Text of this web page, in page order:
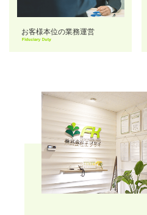
お客様本位の業務運営